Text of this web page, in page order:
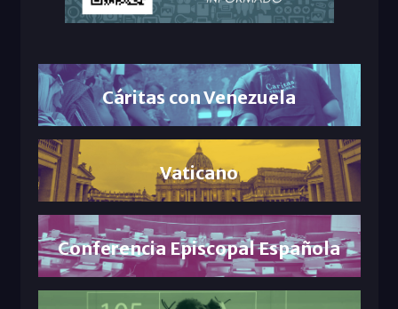
Cáritas con Venezuela
Vaticano
Conferencia Episcopal Española